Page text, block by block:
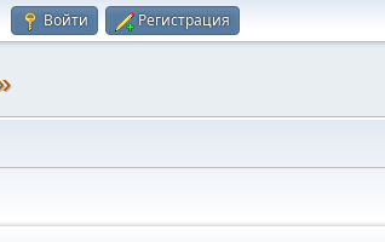
Войти Регистрация